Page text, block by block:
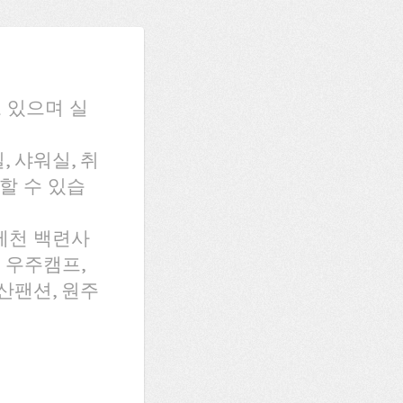
으며 실
샤워실, 취
수 있습
천 백련사
주캠프,
팬션, 원주